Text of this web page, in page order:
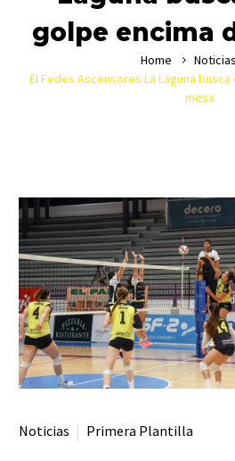
golpe encima
Home
Noticias
El Fedes Ascensores La Laguna
mesa
Noticias Primera Plantilla